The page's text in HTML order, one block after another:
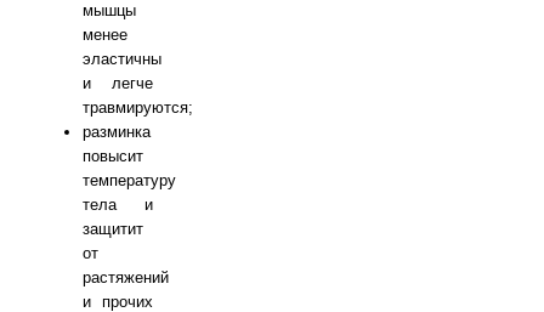
мышцы
менее
эластичны
и легче
травмируются;
разминка
повысит
температуру
тела и
защитит
от
растяжений
и прочих